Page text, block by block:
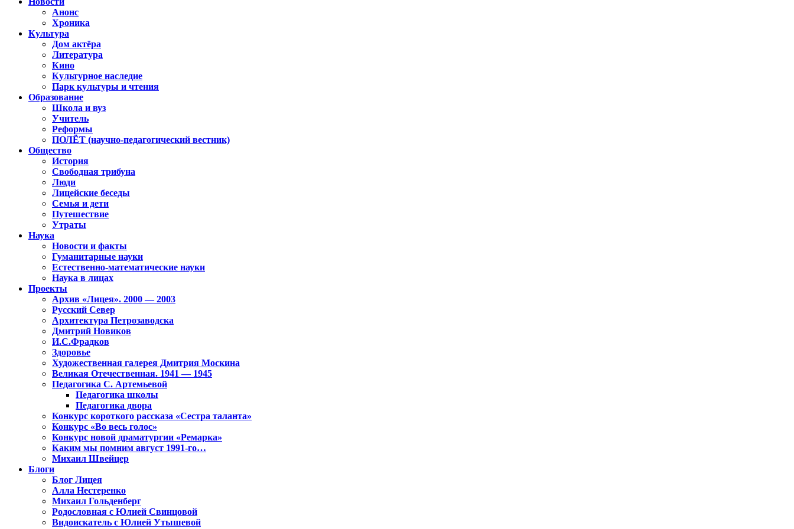
Анонс
Хроника
Культура
Дом актёра
Литература
Кино
Культурное наследие
Парк культуры и чтения
Образование
Школа и вуз
Учитель
Реформы
ПОЛЁТ (научно-педагогический вестник)
Общество
История
Свободная трибуна
Люди
Лицейские беседы
Семья и дети
Путешествие
Утраты
Наука
Новости и факты
Гуманитарные науки
Естественно-математические науки
Наука в лицах
Проекты
Архив «Лицея». 2000 — 2003
Русский Север
Архитектура Петрозаводска
Дмитрий Новиков
И.С.Фрадков
Здоровье
Художественная галерея Дмитрия Москина
Великая Отечественная. 1941 — 1945
Педагогика С. Артемьевой
Педагогика школы
Педагогика двора
Конкурс короткого рассказа «Сестра таланта»
Конкурс «Во весь голос»
Конкурс новой драматургии «Ремарка»
Каким мы помним август 1991-го…
Михаил Швейцер
Блоги
Блог Лицея
Алла Нестеренко
Михаил Гольденберг
Родословная с Юлией Свинцовой
Видоискатель с Юлией Утышевой